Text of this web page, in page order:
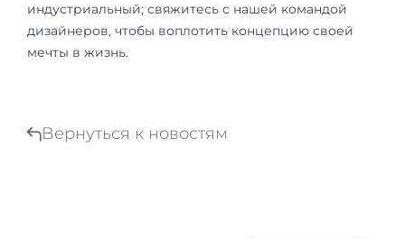
индустриальный; свяжитесь с нашей командой
дизайнеров, чтобы воплотить концепцию своей
мечты в жизнь.
Вернуться к новостям